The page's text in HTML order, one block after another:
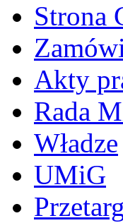
Strona
Akty
Rada
Władze
UMiG